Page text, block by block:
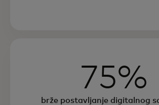
75%
brže postavljanje digitalnog